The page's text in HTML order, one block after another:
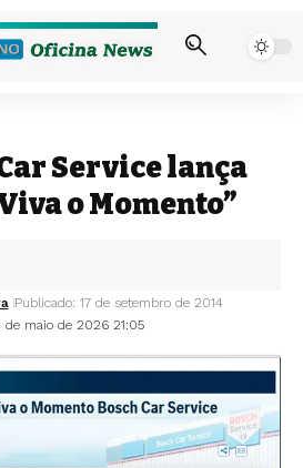
Service lança
o Momento”
maio de 2026 21:05
Publicado: 17 de setembro de 2014